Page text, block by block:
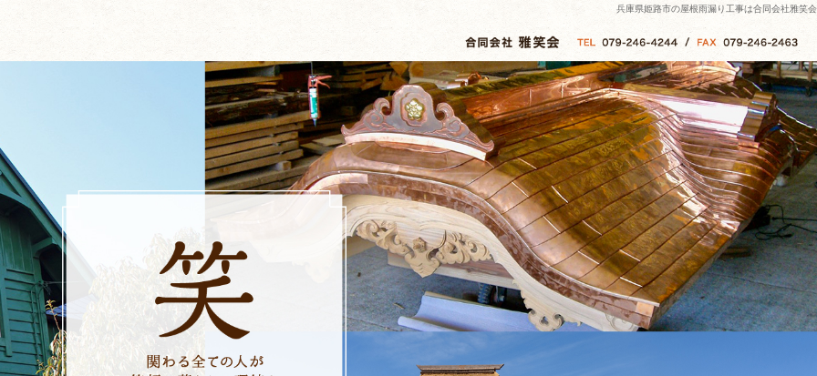
兵庫県姫路市の屋根雨漏り工事は合同会社雅笑会